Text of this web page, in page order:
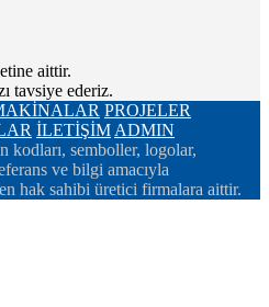
aittir.
tavsiye ederiz.
PROJELER
İLETİŞİM ADMIN
kodları, semboller, logolar,
ve bilgi amacıyla
hak sahibi üretici firmalara aittir.